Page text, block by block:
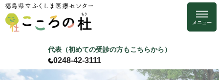
ペ
ー
で
メ
ニ
ば
代表（初めての受診の方もこちらから）
0248-42-3111
本